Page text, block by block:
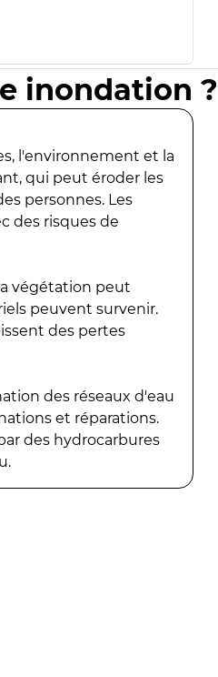
inondation ?
l'environnement et la
qui peut éroder les
personnes. Les
des risques de
végétation peut
peuvent survenir.
des pertes
des réseaux d'eau
et réparations.
des hydrocarbures